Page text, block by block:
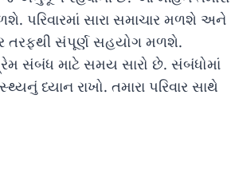
સારા સમાચાર મળશે અને
તરફથી સંપૂર્ણ સહયોગ મળશે.
સંબંધ માટે સમય સારો છે. સંબંધોમાં
ધ્યાન રાખો. તમારા પરિવાર સાથે